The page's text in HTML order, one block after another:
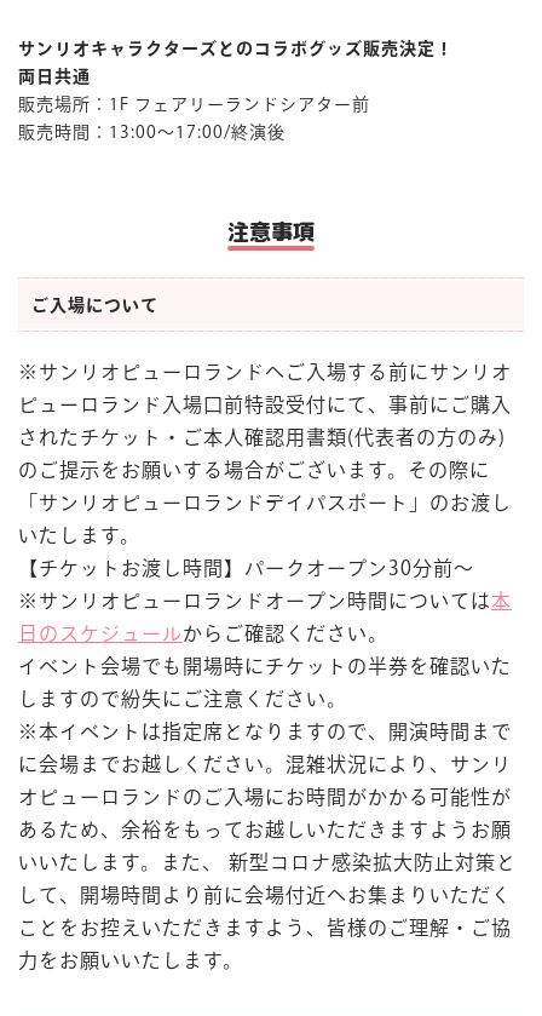
サンリオキャラクターズとのコラボグッズ販売決定！
両日共通
販売場所：1F フェアリーランドシアター前
販売時間：13:00～17:00/終演後
注意事項
ご入場について
※サンリオピューロランドへご入場する前にサンリオ
ピューロランド入場口前特設受付にて、事前にご購入
されたチケット・ご本人確認用書類(代表者の方のみ)
のご提示をお願いする場合がございます。その際に
「サンリオピューロランドデイパスポート」のお渡し
いたします。
【チケットお渡し時間】パークオープン30分前～
※サンリオピューロランドオープン時間については本
日のスケジュールからご確認ください。
イベント会場でも開場時にチケットの半券を確認いた
しますので紛失にご注意ください。
※本イベントは指定席となりますので、開演時間まで
に会場までお越しください。混雑状況により、サンリ
オピューロランドのご入場にお時間がかかる可能性が
あるため、余裕をもってお越しいただきますようお願
いいたします。また、 新型コロナ感染拡大防止対策と
して、開場時間より前に会場付近へお集まりいただく
ことをお控えいただきますよう、皆様のご理解・ご協
力をお願いいたします。